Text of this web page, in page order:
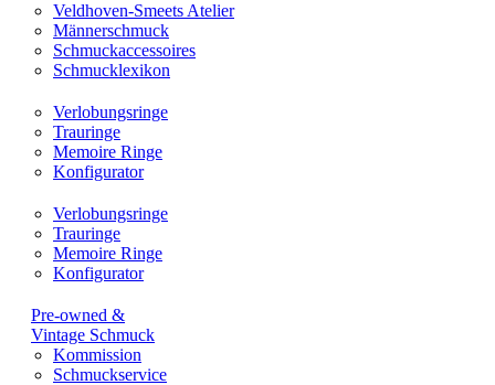
Veldhoven-Smeets Atelier
Männerschmuck
Schmuckaccessoires
Schmucklexikon
Verlobungsringe
Trauringe
Memoire Ringe
Konfigurator
Verlobungsringe
Trauringe
Memoire Ringe
Konfigurator
Pre-owned &
Vintage Schmuck
Kommission
Schmuckservice